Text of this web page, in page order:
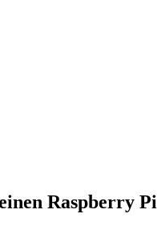
Raspberry Pi